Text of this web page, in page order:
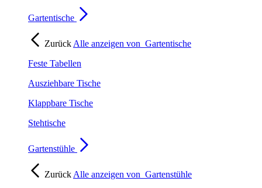
Gartentische
Zurück Alle anzeigen von Gartentische
Feste Tabellen
Ausziehbare Tische
Klappbare Tische
Stehtische
Gartenstühle
Zurück Alle anzeigen von Gartenstühle